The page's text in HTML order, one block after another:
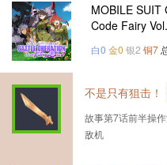
MOBILE SUIT
Code Fairy
白0 金0 银2 铜7
不是只有狙击！
故事第7话前半操
敌机